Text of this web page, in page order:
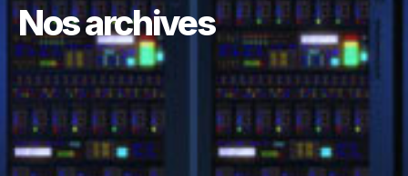
Nos archives